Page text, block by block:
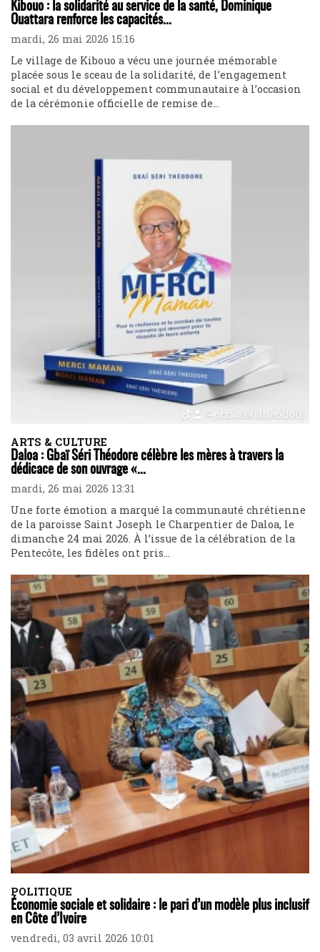
Kibouo : la solidarité au service de la santé, Dominique
Ouattara renforce les capacités...
mardi, 26 mai 2026 15:16
Le village de Kibouo a vécu une journée mémorable
placée sous le sceau de la solidarité, de l’engagement
social et du développement communautaire à l’occasion
de la cérémonie officielle de remise de...
ARTS & CULTURE
Daloa : Gbaï Séri Théodore célèbre les mères à travers la
dédicace de son ouvrage «...
mardi, 26 mai 2026 13:31
Une forte émotion a marqué la communauté chrétienne
de la paroisse Saint Joseph le Charpentier de Daloa, le
dimanche 24 mai 2026. À l’issue de la célébration de la
Pentecôte, les fidèles ont pris...
POLITIQUE
Économie sociale et solidaire : le pari d’un modèle plus inclusif
en Côte d’Ivoire
vendredi, 03 avril 2026 10:01